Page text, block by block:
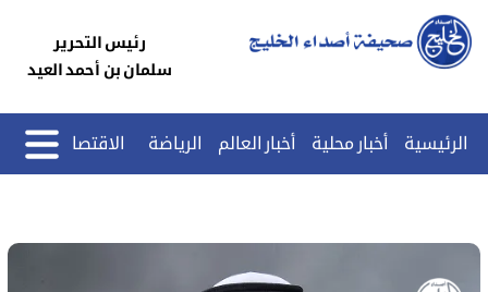
رئيس التحرير
سلمان بن أحمد العيد
الرئيسية أخبار محلية أخبار العالم الرياضة الاقتصاد